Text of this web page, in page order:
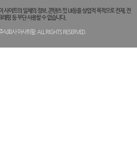
사이트의 일체의 정보, 콘텐츠 및 UI등을 상업적 목적으로 전재, 전
래핑 등 무단 사용할 수 없습니다.
회사 아사히팜. ALL RIGHTS RESERVED.